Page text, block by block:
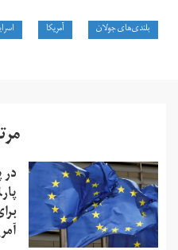
بلندی‌های جولان آمریکا